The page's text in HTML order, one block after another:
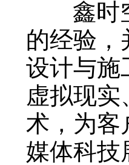
鑫时空
的经验，
设计与施
虚拟现
术，为客
媒体科技